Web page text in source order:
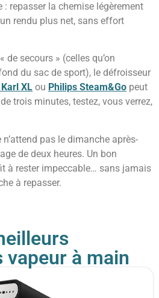
: repasser la chemise légèrement
rendu plus net, sans effort
de secours » (celles qu’on
du sac de sport), le défroisseur
XL ou Philips Steam&Go peut
trois minutes, testez, vous verrez,
n’attend pas le dimanche après-
de deux heures. Un bon
à rester impeccable… sans jamais
à repasser.
à main​